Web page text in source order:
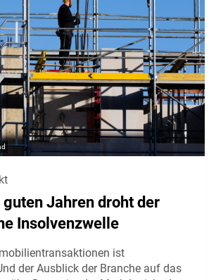
Jahren droht der
Insolvenzwelle
ist
der Ausblick der Branche auf das